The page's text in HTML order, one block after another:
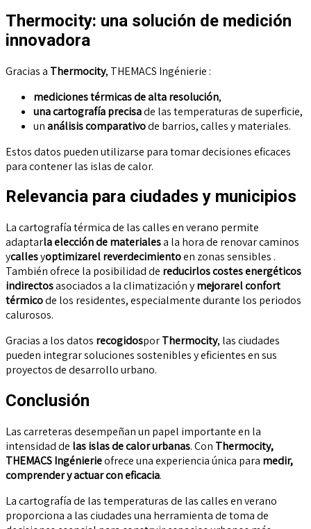
Thermocity: una solución de medición
innovadora
Gracias a Thermocity, THEMACS Ingénierie :
mediciones térmicas de alta resolución,
una cartografía precisade las temperaturas de superficie,
unanálisis comparativode barrios, calles y materiales.
Estos datos pueden utilizarse para tomar decisiones eficaces
para contener las islas de calor.
Relevancia para ciudades y municipios
La cartografía térmica de las calles en verano permite
adaptarla elección de materialesa la hora de renovar caminos
ycallesyoptimizarel reverdecimientoen zonas sensibles .
También ofrece la posibilidad de reducirlos costes energéticos
indirectosasociados a la climatizaciónymejorarel confort
térmicode los residentes, especialmente durante los periodos
calurosos.
Gracias a losdatos recogidosporThermocity, las ciudades
pueden integrar soluciones sostenibles y eficientes en sus
proyectos de desarrollo urbano.
Conclusión
Las carreteras desempeñan un papel importante en la
intensidad de las islas de calor urbanas.Con Thermocity,
THEMACS Ingénierieofreceuna experiencia única para medir,
comprender y actuar con eficacia.
La cartografía de las temperaturas de las calles en verano
proporciona a las ciudades una herramienta de toma de